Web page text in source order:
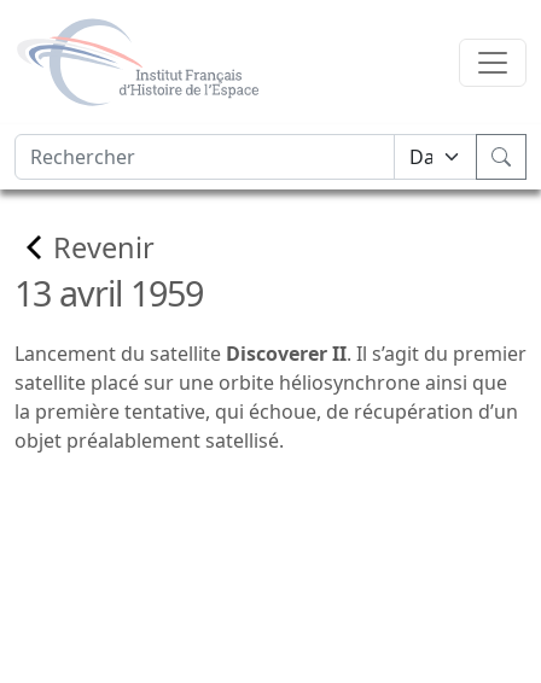
Revenir
13 avril 1959
Lancement du satellite Discoverer II. Il s’agit du premier
satellite placé sur une orbite héliosynchrone ainsi que
la première tentative, qui échoue, de récupération d’un
objet préalablement satellisé.